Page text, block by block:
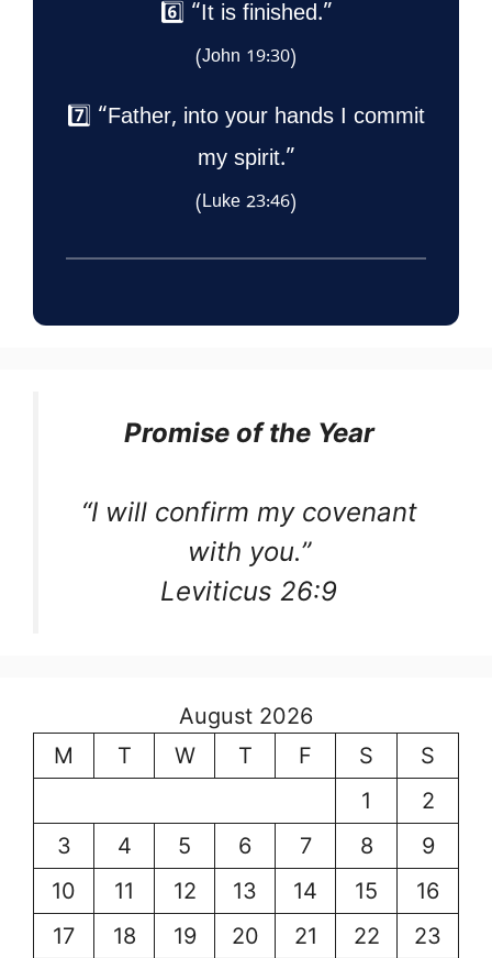
6️⃣ “It is finished.”
(John 19:30)
7️⃣ “Father, into your hands I commit
my spirit.”
(Luke 23:46)
Promise of the Year
“I will confirm my covenant
with you.”
Leviticus 26:9
August 2026
M
T W T F S
S
1
2
3
4 5 6 7 8
9
10
11 12 13 14 15
16
17
18 19 20 21 22
23